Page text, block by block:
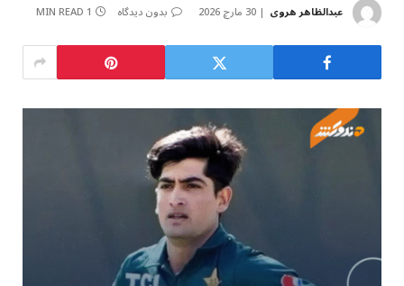
عبدالظاهر هروی 30 مارچ 2026 بدون دیدگاه 1 MIN READ